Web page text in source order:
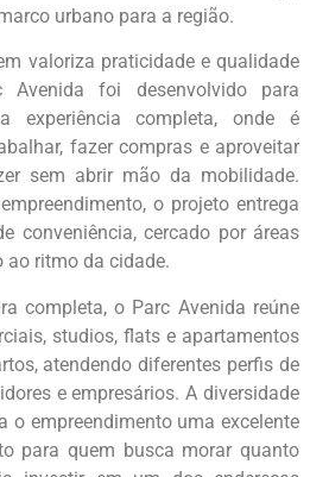
urbano para a região.
valoriza praticidade e qualidade
foi desenvolvido para
experiência completa, onde é
fazer compras e aproveitar
sem abrir mão da mobilidade.
o projeto entrega
conveniência, cercado por áreas
ao ritmo da cidade.
completa, o Parc Avenida reúne
studios, flats e apartamentos
atendendo diferentes perfis de
e empresários. A diversidade
o empreendimento uma excelente
para quem busca morar quanto